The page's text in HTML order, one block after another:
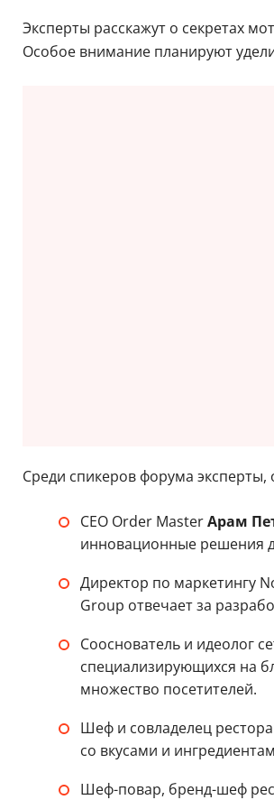
Эксперты расскажут о секретах
Особое внимание планируют
Среди спикеров форума
CEO Order MasterАрам
инновационные решения
Директор по маркетингу
Group отвечает за
Сооснователь и идеолог
специализирующихся на
множество посетителей.
Шеф и совладелец
со вкусами и
Шеф-повар, бренд-шеф